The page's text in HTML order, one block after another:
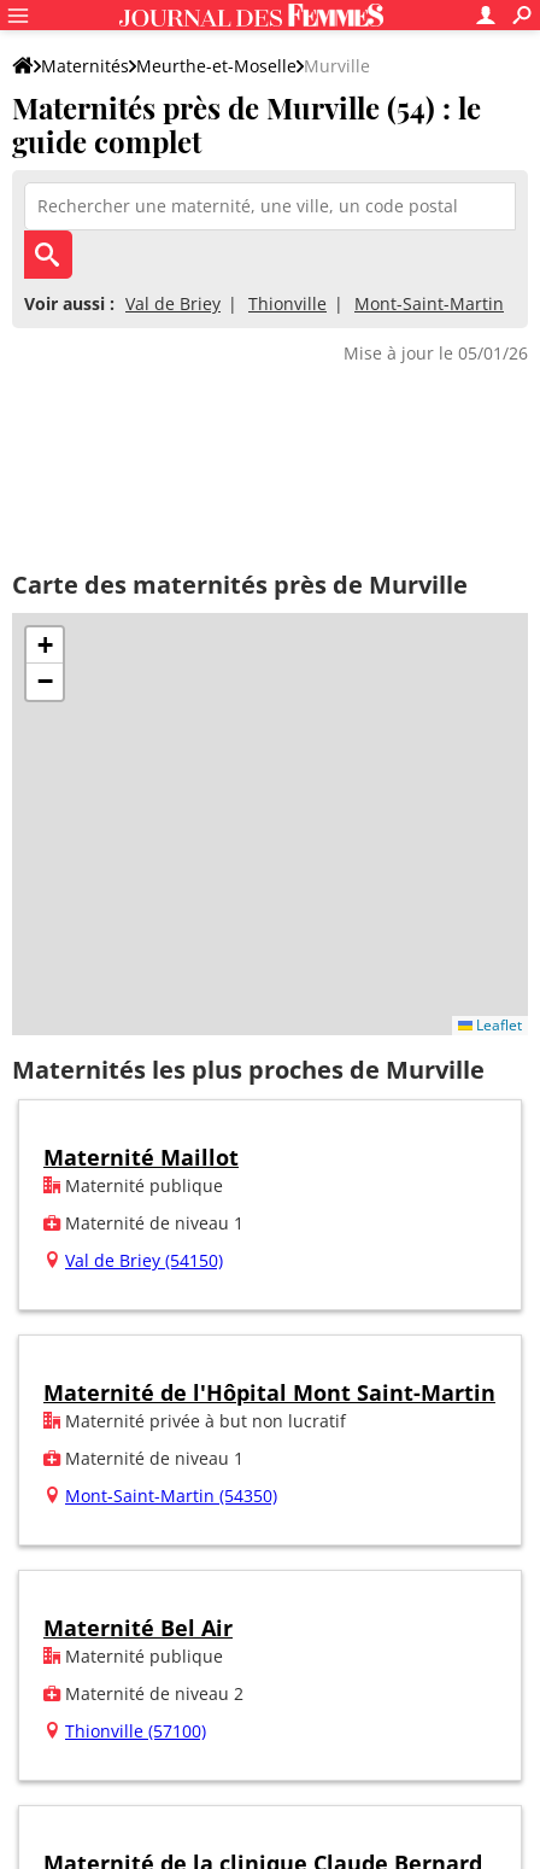
Maternités Meurthe-et-Moselle Murville
Maternités près de Murville (54) : le
guide complet
Voir aussi : Val de Briey Thionville Mont-Saint-Martin
Mise à jour le 05/01/26
Carte des maternités près de Murville
+
−
Leaflet
Maternités les plus proches de Murville
Maternité Maillot
Maternité publique
Maternité de niveau 1
Val de Briey (54150)
Maternité de l'Hôpital Mont Saint-Martin
Maternité privée à but non lucratif
Maternité de niveau 1
Mont-Saint-Martin (54350)
Maternité Bel Air
Maternité publique
Maternité de niveau 2
Thionville (57100)
Maternité de la clinique Claude Bernard